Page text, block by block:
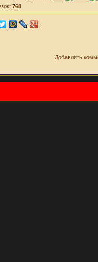
768
Добавлять